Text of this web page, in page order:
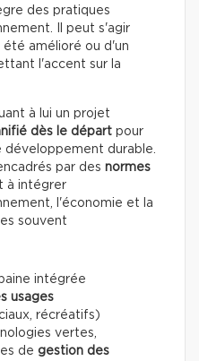
des pratiques
Il peut s'agir
amélioré ou d'un
l'accent sur la
à lui un projet
dès le départ pour
durable.
par des normes
à intégrer
l'économie et la
souvent
intégrée
usages
récréatifs)
vertes,
de gestion des